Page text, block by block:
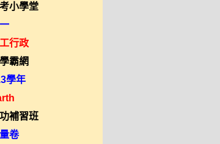
小學堂
行政
霸網
學年
補習班
卷